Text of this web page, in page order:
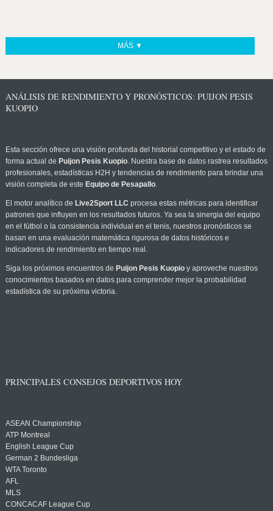
MÁS ▼
ANÁLISIS DE RENDIMIENTO Y PRONÓSTICOS: PUIJON PESIS
KUOPIO
Esta sección ofrece una visión profunda del historial competitivo y el estado de
forma actual de Puijon Pesis Kuopio. Nuestra base de datos rastrea resultados
profesionales, estadísticas H2H y tendencias de rendimiento para brindar una
visión completa de este Equipo de Pesapallo.
El motor analítico de Live2Sport LLC procesa estas métricas para identificar
patrones que influyen en los resultados futuros. Ya sea la sinergia del equipo
en el fútbol o la consistencia individual en el tenis, nuestros pronósticos se
basan en una evaluación matemática rigurosa de datos históricos e
indicadores de rendimiento en tiempo real.
Siga los próximos encuentros de Puijon Pesis Kuopioy aproveche nuestros
conocimientos basados en datos para comprender mejor la probabilidad
estadística de su próxima victoria.
PRINCIPALES CONSEJOS DEPORTIVOS HOY
ASEAN Championship
ATP Montreal
English League Cup
German 2 Bundesliga
WTA Toronto
AFL
MLS
CONCACAF League Cup